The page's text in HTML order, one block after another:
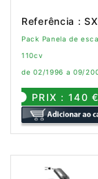
Referência :
Pack Panela de
110cv
de 02/1996 a 09/
PRIX : 140